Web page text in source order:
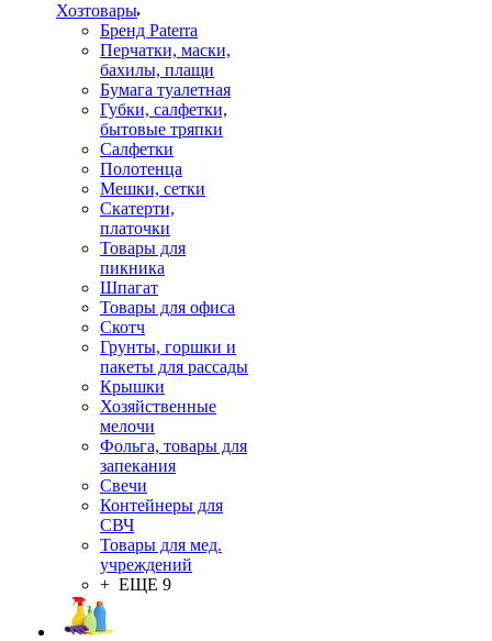
Хозтовары
Бренд Paterra
Перчатки, маски,
бахилы, плащи
Бумага туалетная
Губки, салфетки,
бытовые тряпки
Салфетки
Полотенца
Мешки, сетки
Скатерти,
платочки
Товары для
пикника
Шпагат
Товары для офиса
Скотч
Грунты, горшки и
пакеты для рассады
Крышки
Хозяйственные
мелочи
Фольга, товары для
запекания
Свечи
Контейнеры для
СВЧ
Товары для мед.
учреждений
+ ЕЩЕ 9